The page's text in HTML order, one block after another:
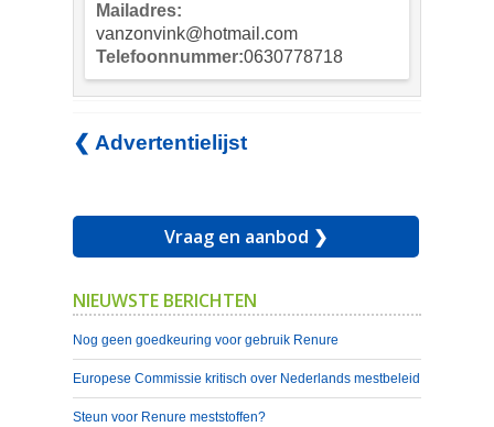
Mailadres:
vanzonvink@hotmail.com
Telefoonnummer:0630778718
❮ Advertentielijst
Vraag en aanbod ❯
NIEUWSTE BERICHTEN
Nog geen goedkeuring voor gebruik Renure
Europese Commissie kritisch over Nederlands mestbeleid
Steun voor Renure meststoffen?